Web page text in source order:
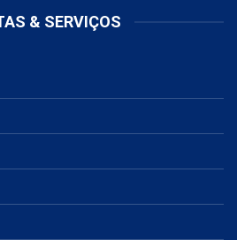
& SERVIÇOS